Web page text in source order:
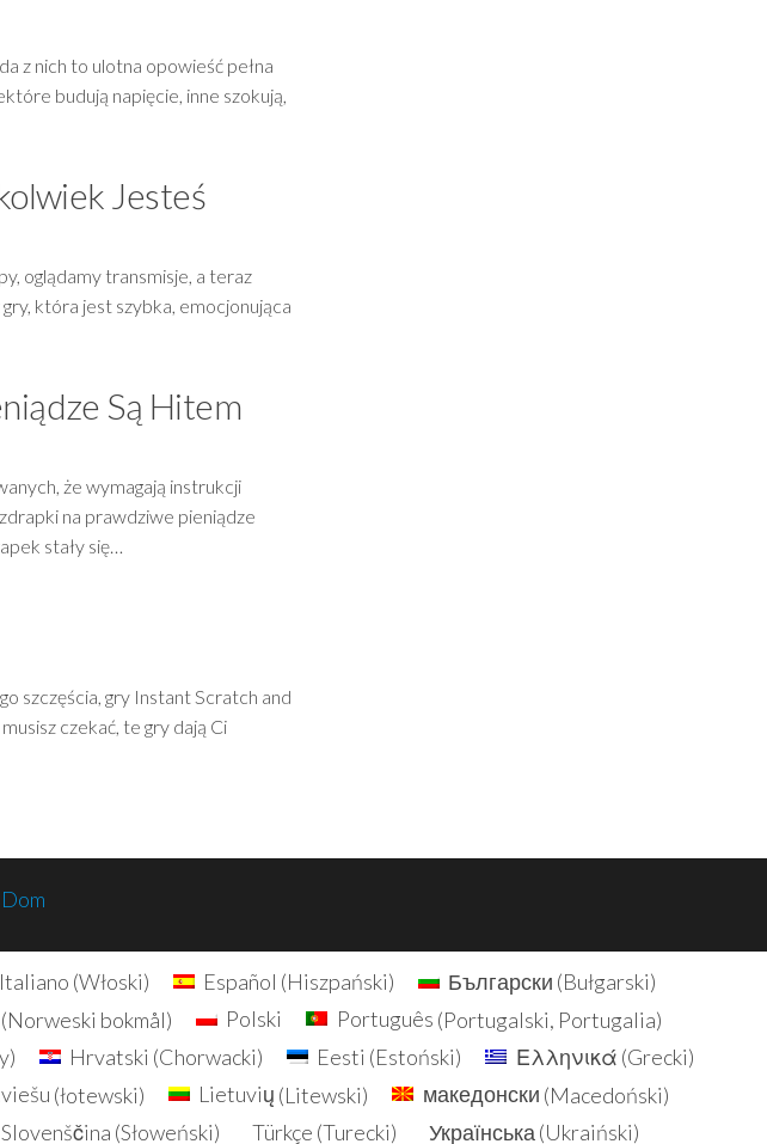
z nich to ulotna opowieść pełna
budują napięcie, inne szokują,
Jesteś
oglądamy transmisje, a teraz
która jest szybka, emocjonująca
Są Hitem
że wymagają instrukcji
na prawdziwe pieniądze
stały się…
szczęścia, gry Instant Scratch and
czekać, te gry dają Ci
Dom
Italiano (Włoski) Español (Hiszpański) Български (Bułgarski)
(Norweski bokmål) Polski Português (Portugalski, Portugalia)
) Hrvatski (Chorwacki) Eesti (Estoński) Ελληνικά (Grecki)
(łotewski) Lietuvių (Litewski) македонски (Macedoński)
Slovenščina (Słoweński) Türkçe (Turecki) Українська (Ukraiński)